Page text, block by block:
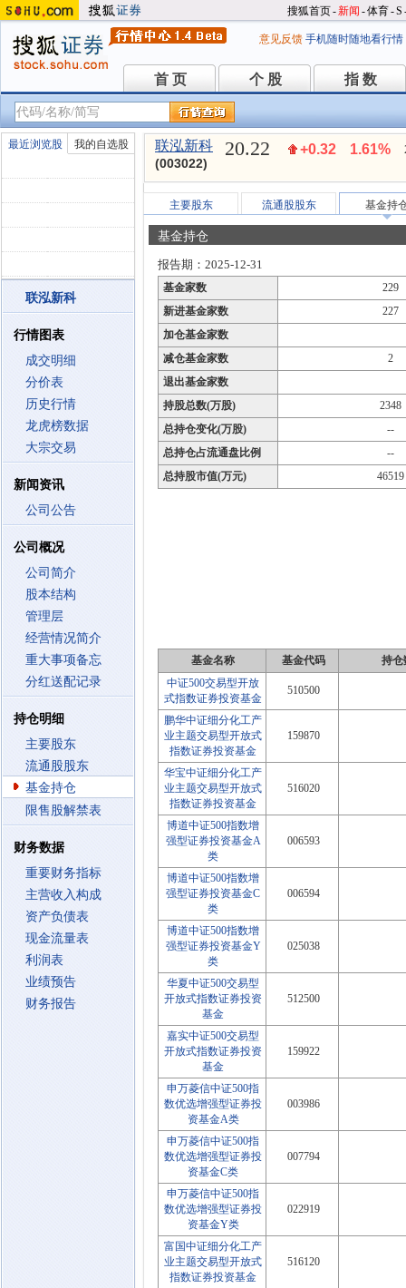
搜狐首页-新闻 -体育-S
意见反馈 手机随时随地看行情
首 页
首 页 个 股
个 股 指 数
指 数
最近浏览股 我的自选股
联泓新科
行情图表
成交明细
分价表
历史行情
龙虎榜数据
大宗交易
新闻资讯
公司公告
公司概况
公司简介
股本结构
管理层
经营情况简介
重大事项备忘
分红送配记录
持仓明细
主要股东
流通股股东
基金持仓
限售股解禁表
财务数据
重要财务指标
主营收入构成
资产负债表
现金流量表
利润表
业绩预告
财务报告
联泓新科
(003022)
20.22 +0.32 1.61%
主要股东 流通股股东 基金持
基金持仓
报告期：2025-12-31
基金家数
229
新进基金家数
227
加仓基金家数
减仓基金家数
2
退出基金家数
持股总数(万股)
2348
总持仓变化(万股)
--
总持仓占流通盘比例
--
总持股市值(万元)
46519
基金名称 基金代码
持仓
中证500交易型开放
式指数证券投资基金
510500
鹏华中证细分化工产
业主题交易型开放式
指数证券投资基金
159870
华宝中证细分化工产
业主题交易型开放式
指数证券投资基金
516020
博道中证500指数增
强型证券投资基金A
类
006593
博道中证500指数增
强型证券投资基金C
类
006594
博道中证500指数增
强型证券投资基金Y
类
025038
华夏中证500交易型
开放式指数证券投资
基金
512500
嘉实中证500交易型
开放式指数证券投资
基金
159922
申万菱信中证500指
数优选增强型证券投
资基金A类
003986
申万菱信中证500指
数优选增强型证券投
资基金C类
007794
申万菱信中证500指
数优选增强型证券投
资基金Y类
022919
富国中证细分化工产
业主题交易型开放式
指数证券投资基金
516120